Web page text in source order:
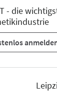
- die